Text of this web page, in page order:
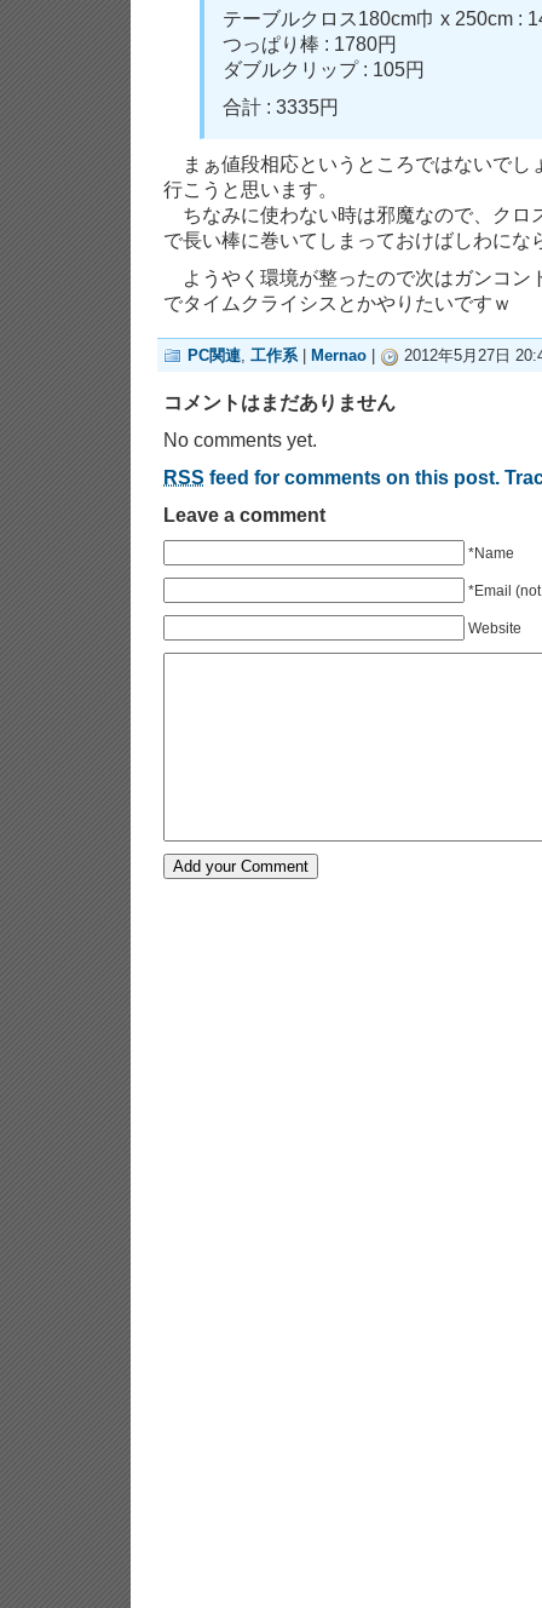
テーブルクロス180cm巾 x 250cm :
つっぱり棒 : 1780円
ダブルクリップ : 105円
合計 : 3335円
まぁ値段相応というところではないでし
行こうと思います。
ちなみに使わない時は邪魔なので、クロ
で長い棒に巻いてしまっておけばしわにな
ようやく環境が整ったので次はガンコン
でタイムクライシスとかやりたいですｗ
PC関連, 工作系| Mernao 2012年5月27日
コメントはまだありません
No comments yet.
RSS feed for comments on this post.
Leave a comment
*Name
*Email
Website